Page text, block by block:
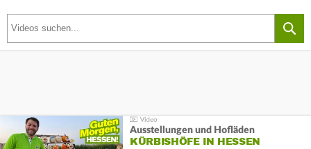
Ausstellungen und Hofläden
KÜRBISHÖFE IN HESSEN